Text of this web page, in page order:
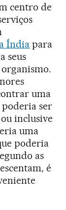
centro de
Índia para
seus
uma
poderia ser
inclusive
uma
poderia
as
é